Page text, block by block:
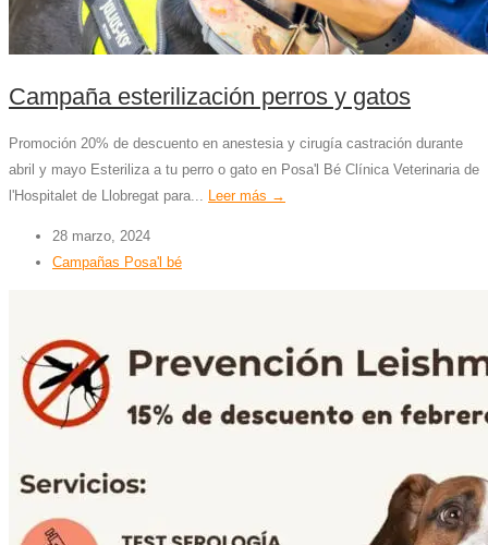
Campaña esterilización perros y gatos
Promoción 20% de descuento en anestesia y cirugía castración durante
abril y mayo Esteriliza a tu perro o gato en Posa'l Bé Clínica Veterinaria de
l'Hospitalet de Llobregat para... Leer más →
28 marzo, 2024
Campañas Posa'l bé